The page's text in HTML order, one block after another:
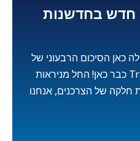
חדש בחדשנות
כאן הסיכום הרבעוני של
תכונות חדשות של מוצרי Trax כבר כאן! החל מניראות
חלקה של הצרכנים, אנחנו